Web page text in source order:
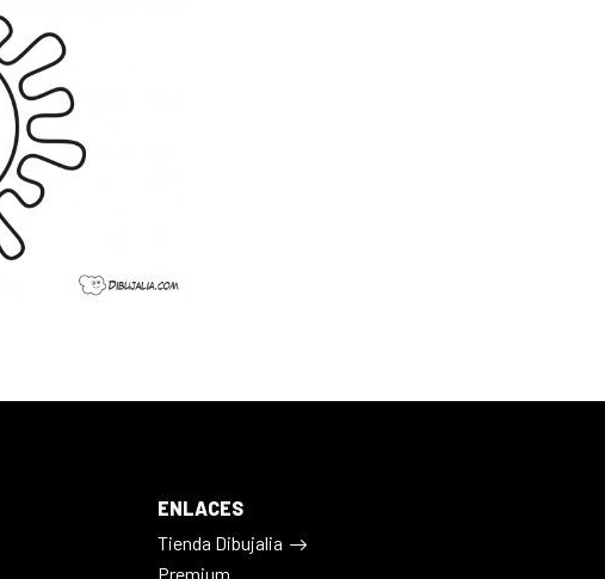
ENLACES
Tienda Dibujalia
Premium